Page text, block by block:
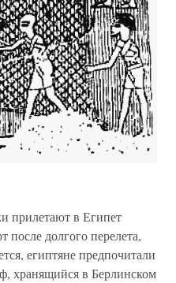
прилетают в Египет
после долгого перелета,
египтяне предпочитали
хранящийся в Берлинском